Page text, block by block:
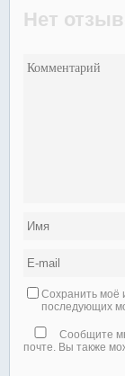
Нет
Сохранить моё
последующих
Сообщите
почте. Вы также